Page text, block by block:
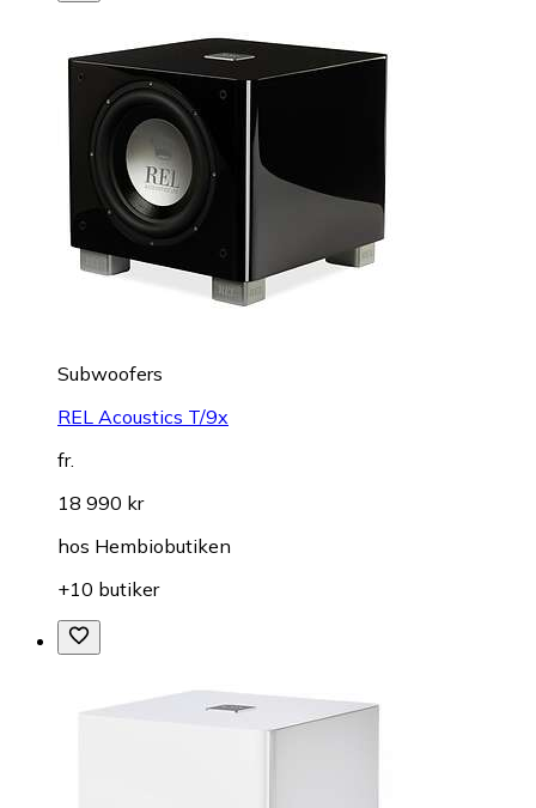
Subwoofers
REL Acoustics T/9x
fr.
18 990 kr
hos Hembiobutiken
+10 butiker